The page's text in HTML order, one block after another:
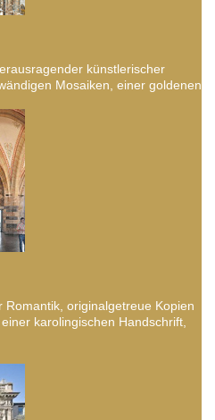
künstlerischer
Mosaiken, einer goldenen
originalgetreue Kopien
karolingischen Handschrift,